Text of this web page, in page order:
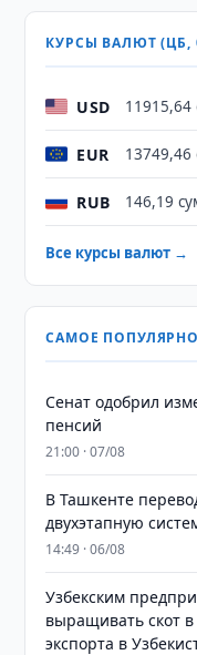
КУРСЫ ВАЛЮТ (ЦБ,
USD 11915,64
EUR 13749,46
RUB 146,19
Все курсы валют →
САМОЕ
Сенат одобрил
пенсий
21:00 · 07/08
В Ташкенте
двухэтапную
14:49 · 06/08
Узбекским
выращивать скот
экспорта в